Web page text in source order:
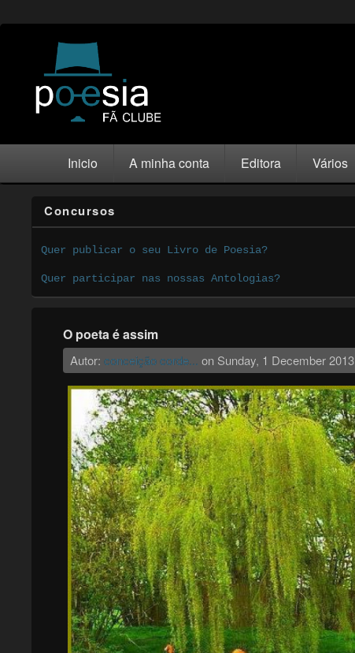
Inicio A minha conta Editora Vários
Concursos
Quer publicar o seu Livro de Poesia?
Quer participar nas nossas Antologias?
O poeta é assim
Autor: conceição corde... on Sunday, 1 December 2013